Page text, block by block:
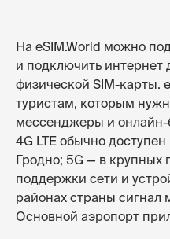
На eSIM.World можно
и подключить интернет
физической SIM-карты.
туристам, которым
мессенджеры и онлайн-
4G LTE обычно
Гродно; 5G — в крупных
поддержки сети и
районах страны сигнал
Основной аэропорт